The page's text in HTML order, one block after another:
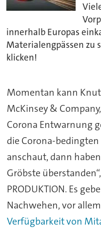
innerhalb Europas
Materialengpässen zu
klicken!
Momentan kann
McKinsey &
Corona Entwarnung
die Corona-
anschaut, dann
Gröbste
PRODUKTION. Es
Nachwehen, vor allem
Verfügbarkeit von